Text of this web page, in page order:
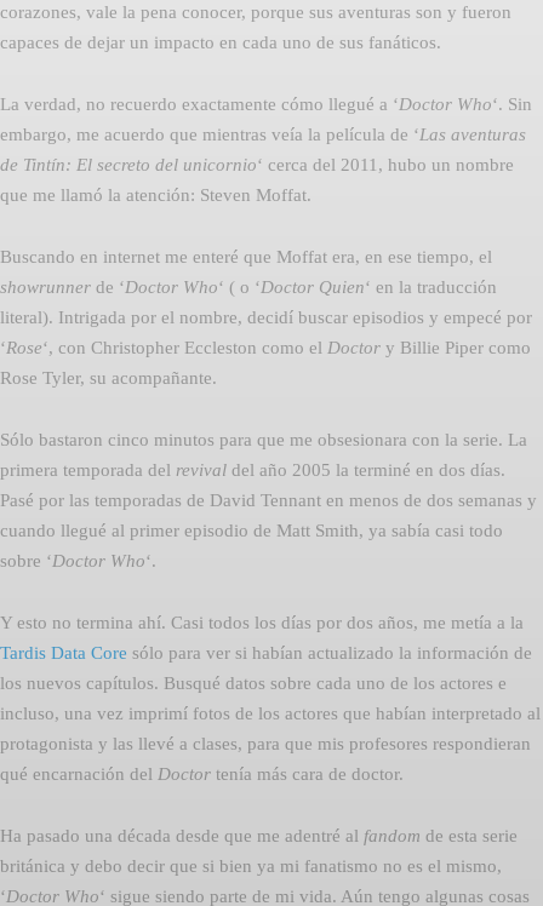
corazones, vale la pena conocer, porque sus aventuras son y fueron
capaces de dejar un impacto en cada uno de sus fanáticos.
La verdad, no recuerdo exactamente cómo llegué a ‘Doctor Who‘. Sin
embargo, me acuerdo que mientras veía la película de ‘Las aventuras
de Tintín: El secreto del unicornio‘ cerca del 2011, hubo un nombre
que me llamó la atención: Steven Moffat.
Buscando en internet me enteré que Moffat era, en ese tiempo, el
showrunner de ‘Doctor Who‘ ( o ‘Doctor Quien‘ en la traducción
literal). Intrigada por el nombre, decidí buscar episodios y empecé por
‘Rose‘, con Christopher Eccleston como el Doctor y Billie Piper como
Rose Tyler, su acompañante.
Sólo bastaron cinco minutos para que me obsesionara con la serie. La
primera temporada del revival del año 2005 la terminé en dos días.
Pasé por las temporadas de David Tennant en menos de dos semanas y
cuando llegué al primer episodio de Matt Smith, ya sabía casi todo
sobre ‘Doctor Who‘.
Y esto no termina ahí. Casi todos los días por dos años, me metía a la
Tardis Data Core sólo para ver si habían actualizado la información de
los nuevos capítulos. Busqué datos sobre cada uno de los actores e
incluso, una vez imprimí fotos de los actores que habían interpretado al
protagonista y las llevé a clases, para que mis profesores respondieran
qué encarnación del Doctor tenía más cara de doctor.
Ha pasado una década desde que me adentré al fandom de esta serie
británica y debo decir que si bien ya mi fanatismo no es el mismo,
‘Doctor Who‘ sigue siendo parte de mi vida. Aún tengo algunas cosas